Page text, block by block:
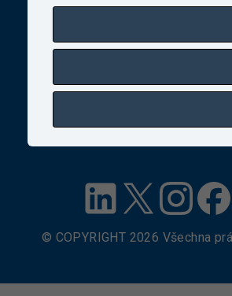
© COPYRIGHT 2026 Všechna
Seberíniho 1
821 03 Bratislava –
Slovenská